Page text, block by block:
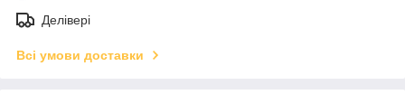
Делівері
Всі умови доставки